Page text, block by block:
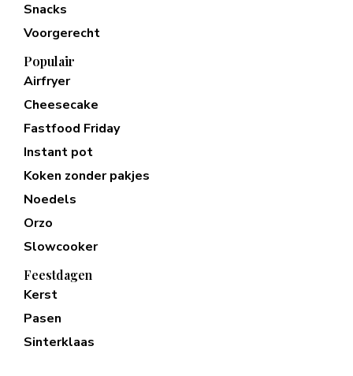
Snacks
Voorgerecht
Populair
Airfryer
Cheesecake
Fastfood Friday
Instant pot
Koken zonder pakjes
Noedels
Orzo
Slowcooker
Feestdagen
Kerst
Pasen
Sinterklaas